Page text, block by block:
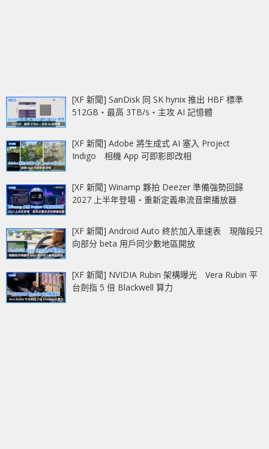
[XF 新聞] SanDisk 同 SK hynix 推出 HBF 標準
512GB‧最高 3TB/s‧主攻 AI 記憶體
[XF 新聞] Adobe 將生成式 AI 塞入 Project
Indigo 相機 App 可即影即改相
[XF 新聞] Winamp 夥拍 Deezer 準備強勢回歸
2027 上半年登場‧重新定義串流音樂播放器
[XF 新聞] Android Auto 終於加入車速表 現階段只
向部分 beta 用戶同少數地區開放
[XF 新聞] NVIDIA Rubin 架構曝光 Vera Rubin 平
台劍指 5 倍 Blackwell 算力